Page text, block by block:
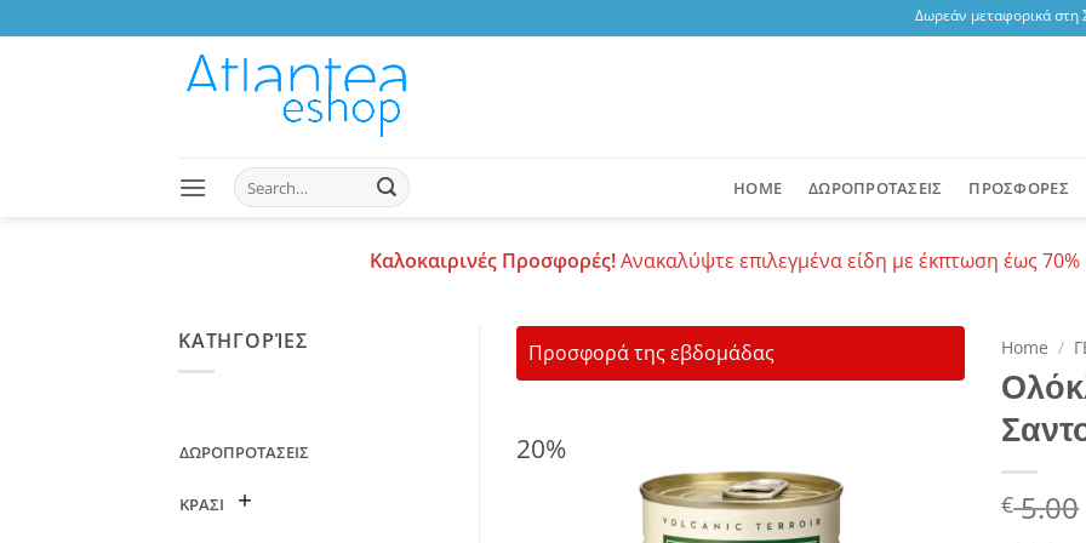
to
Δωρεάν μεταφορικά στη
Search
for:
HOME ΔΩΡΟΠΡΟΤΑΣΕΙΣ ΠΡΟΣΦΟΡΕΣ
Καλοκαιρινές Προσφορές!Ανακαλύψτε επιλεγμένα είδη με έκπτωση έως 70%
ΚΑΤΗΓΟΡΊΕΣ
ΔΩΡΟΠΡΟΤΑΣΕΙΣ
ΚΡΑΣΙ
Προσφορά της εβδομάδας
20%
Home /
price
€5.00